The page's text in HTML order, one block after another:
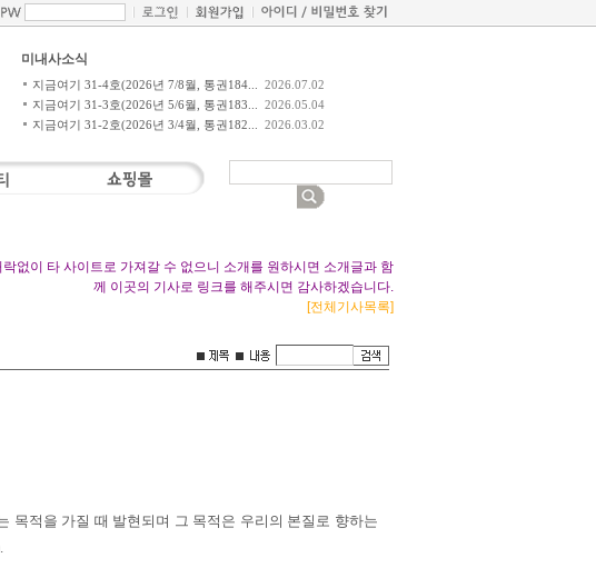
미내사소식
지금여기 31-4호(2026년 7/8월, 통권184...
2026.07.02
지금여기 31-3호(2026년 5/6월, 통권183...
2026.05.04
지금여기 31-2호(2026년 3/4월, 통권182...
2026.03.02
없이 타 사이트로 가져갈 수 없으니 소개를 원하시면 소개글과 함
께 이곳의 기사로 링크를 해주시면 감사하겠습니다.
[전체기사목록]
목적을 가질 때 발현되며 그 목적은 우리의 본질로 향하는